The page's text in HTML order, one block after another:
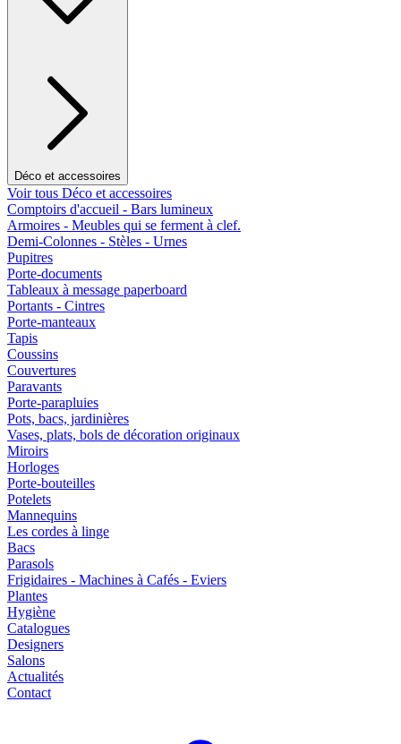
Déco et accessoires
Voir tous Déco et accessoires
Comptoirs d'accueil - Bars lumineux
Armoires - Meubles qui se ferment à clef.
Demi-Colonnes - Stèles - Urnes
Pupitres
Porte-documents
Tableaux à message paperboard
Portants - Cintres
Porte-manteaux
Tapis
Coussins
Couvertures
Paravants
Porte-parapluies
Pots, bacs, jardinières
Vases, plats, bols de décoration originaux
Miroirs
Horloges
Porte-bouteilles
Potelets
Mannequins
Les cordes à linge
Bacs
Parasols
Frigidaires - Machines à Cafés - Eviers
Plantes
Hygiène
Catalogues
Designers
Salons
Actualités
Contact